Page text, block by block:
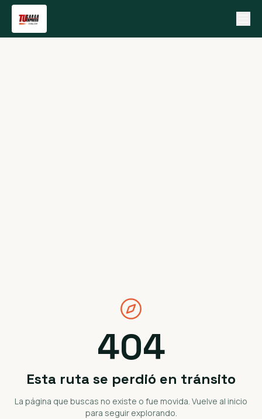
404
Esta ruta se perdió en tránsito
La página que buscas no existe o fue movida. Vuelve al inicio
para seguir explorando.